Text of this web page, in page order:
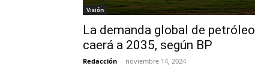
Visión
La demanda global de petróleo
caerá a 2035, según BP
Redacción - noviembre 14, 2024